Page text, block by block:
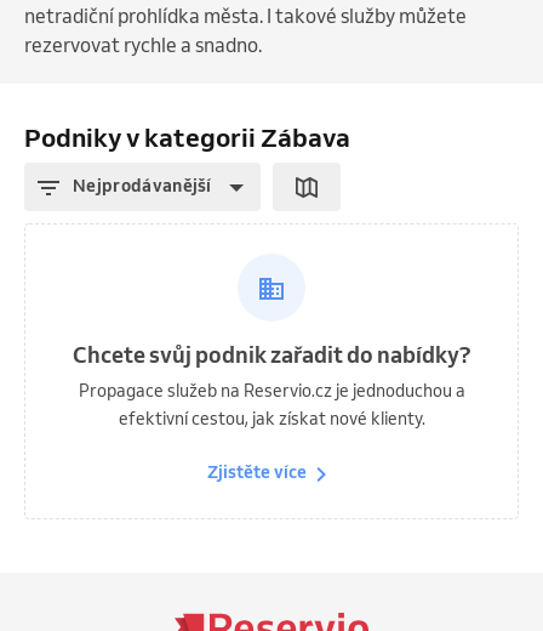
netradiční prohlídka města. I takové služby můžete
rezervovat rychle a snadno.
Podniky v kategorii Zábava
Nejprodávanější
Chcete svůj podnik zařadit do nabídky?
Propagace služeb na Reservio.cz je jednoduchou a
efektivní cestou, jak získat nové klienty.
Zjistěte více